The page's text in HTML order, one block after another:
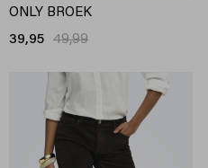
ONLY BROEK
39,95 49,99